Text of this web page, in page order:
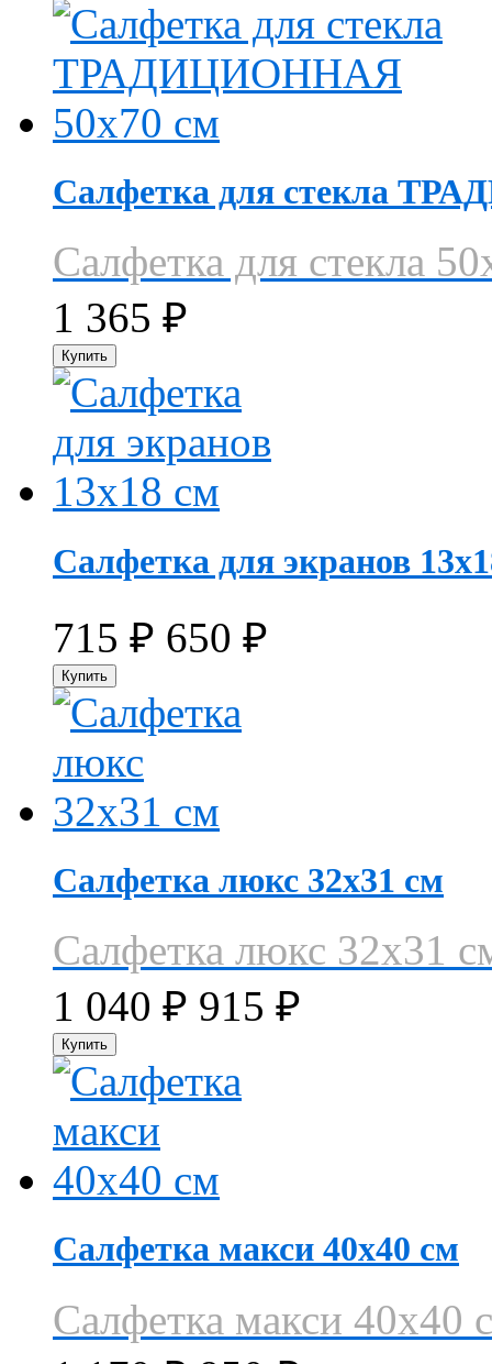
Салфетка для стекла
Салфетка для стекла
1 365 ₽
Салфетка для экранов
715 ₽ 650 ₽
Салфетка люкс 32х31 см
Салфетка люкс 32х31
1 040 ₽ 915 ₽
Салфетка макси 40х40 см
Салфетка макси 40х40